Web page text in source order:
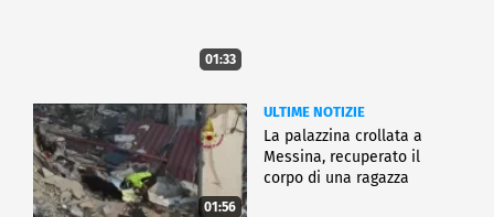
01:33
01:56
ULTIME NOTIZIE
La palazzina crollata a
Messina, recuperato il
corpo di una ragazza